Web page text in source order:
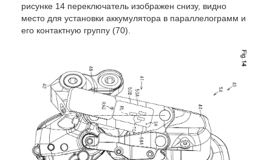
рисунке 14 переключатель изображен снизу, видно
место для установки аккумулятора в параллелограмм и
его контактную группу (70).